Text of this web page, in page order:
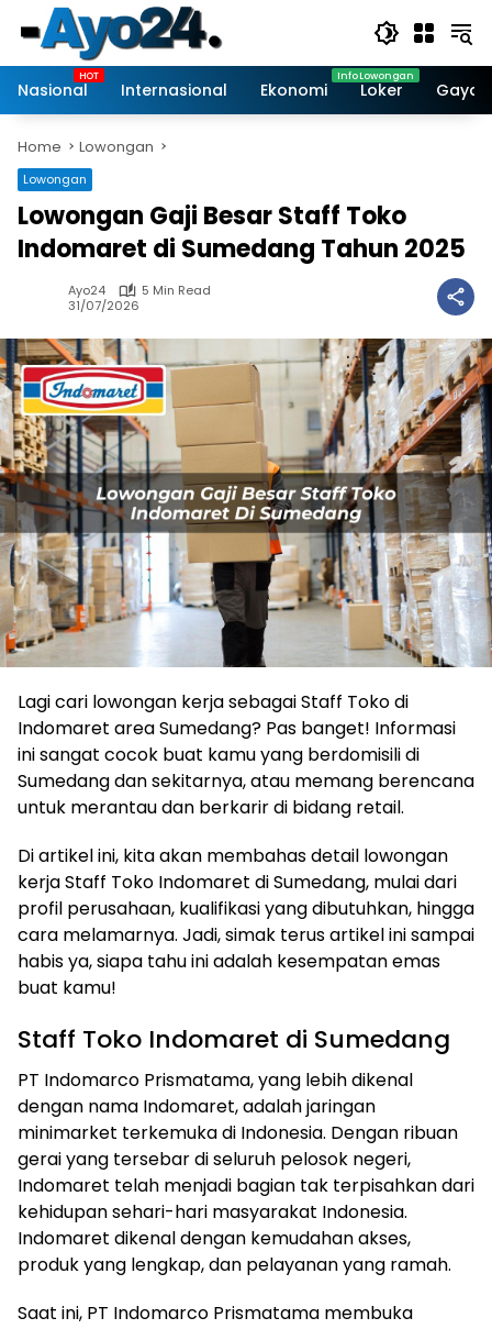
content
Nasional
Internasional Ekonomi Loker Gaya
Home Lowongan
Lowongan
Lowongan Gaji Besar Staff Toko
Indomaret di Sumedang Tahun 2025
Ayo24
5 Min Read
31/07/2026
Lagi cari lowongan kerja sebagai Staff Toko di
Indomaret area Sumedang? Pas banget! Informasi
ini sangat cocok buat kamu yang berdomisili di
Sumedang dan sekitarnya, atau memang berencana
untuk merantau dan berkarir di bidang retail.
Di artikel ini, kita akan membahas detail lowongan
kerja Staff Toko Indomaret di Sumedang, mulai dari
profil perusahaan, kualifikasi yang dibutuhkan, hingga
cara melamarnya. Jadi, simak terus artikel ini sampai
habis ya, siapa tahu ini adalah kesempatan emas
buat kamu!
Staff Toko Indomaret di Sumedang
PT Indomarco Prismatama, yang lebih dikenal
dengan nama Indomaret, adalah jaringan
minimarket terkemuka di Indonesia. Dengan ribuan
gerai yang tersebar di seluruh pelosok negeri,
Indomaret telah menjadi bagian tak terpisahkan dari
kehidupan sehari-hari masyarakat Indonesia.
Indomaret dikenal dengan kemudahan akses,
produk yang lengkap, dan pelayanan yang ramah.
Saat ini, PT Indomarco Prismatama membuka